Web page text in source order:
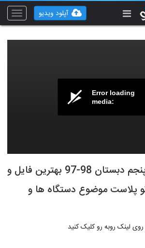
Toggle
آپلود ویدیو
Error loading
media:
نمونه طرح جابر پنجم دبستان 98-97 بهترین فایل و
پلاست موضوع دستگاه ها و
لینک روبه رو کلیک کنید